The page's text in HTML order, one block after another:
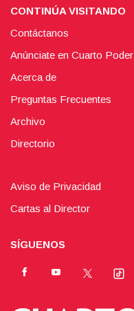
CONTINÚA VISITANDO
Contáctanos
Anúnciate en Cuarto Poder
Acerca de
Preguntas Frecuentes
Archivo
Directorio
Aviso de Privacidad
Cartas al Director
SÍGUENOS